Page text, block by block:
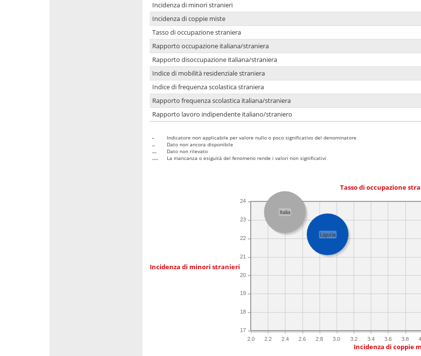
Incidenza di minori stranieri
Incidenza di coppie miste
Tasso di occupazione straniera
Rapporto occupazione italiana/straniera
Rapporto disoccupazione italiana/straniera
Indice di mobilità residenziale straniera
Indice di frequenza scolastica straniera
Rapporto frequenza scolastica italiana/straniera
Rapporto lavoro indipendente italiano/straniero
-
Indicatore non applicabile per valore nullo o poco significativo del denominatore
..
Dato non ancora disponibile
...
Dato non rilevato
....
La mancanza o esiguità del fenomeno rende i valori non significativi
Tasso di occupazione
Incidenza di minori stranieri
2.0 2.2 2.4 2.6 2.8 3.0 3.2 3.4 3.6 3.8
17
18
19
20
21
22
23
24
Italia
Liguria
Incidenza di coppie